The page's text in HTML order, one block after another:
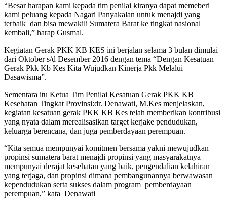
“Besar harapan kami kepada tim penilai kiranya dapat memeberi
kami peluang kepada Nagari Panyakalan untuk menajdi yang
terbaik dan bisa mewakili Sumatera Barat ke tingkat nasional
kembali,” harap Gusmal.
Kegiatan Gerak PKK KB KES ini berjalan selama 3 bulan dimulai
dari Oktober s/d Desember 2016 dengan tema “Dengan Kesatuan
Gerak Pkk Kb Kes Kita Wujudkan Kinerja Pkk Melalui
Dasawisma”.
Sementara itu Ketua Tim Penilai Kesatuan Gerak PKK KB
Kesehatan Tingkat Provinsi:dr. Denawati, M.Kes menjelaskan,
kegiatan kesatuan gerak PKK KB Kes telah memberikan kontribusi
yang nyata dalam merealisasikan target kerjake pendudukan,
keluarga berencana, dan juga pemberdayaan perempuan.
“Kita semua mempunyai komitmen bersama yakni mewujudkan
propinsi sumatera barat menajdi propinsi yang masyarakatnya
mempunyai derajat kesehatan yang baik, pengendalian kelahiran
yang terjaga, dan propinsi dimana pembangunannya berwawasan
kependudukan serta sukses dalam program pemberdayaan
perempuan,” kata Denawati